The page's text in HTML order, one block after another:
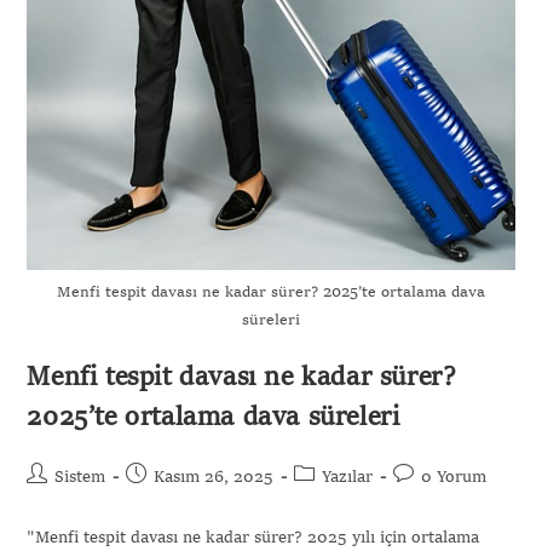
Menfi tespit davası ne kadar sürer? 2025’te ortalama dava
süreleri
Menfi tespit davası ne kadar sürer?
2025’te ortalama dava süreleri
Sistem Kasım 26, 2025 Yazılar 0 Yorum
"Menfi tespit davası ne kadar sürer? 2025 yılı için ortalama